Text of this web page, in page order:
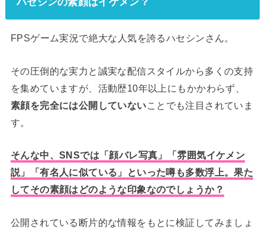
FPSゲーム実況で絶大な人気を誇るハセシンさん。
その圧倒的な実力と誠実な配信スタイルから多くの支持
を集めていますが、活動歴10年以上にもかかわらず、
素顔を完全には公開していないことでも注目されていま
す。
そんな中、SNSでは「顔バレ写真」「雰囲気イケメン
説」「有名人に似ている」といった噂も多数浮上。果た
してその素顔はどのような印象なのでしょうか？
公開されている断片的な情報をもとに検証してみましょ